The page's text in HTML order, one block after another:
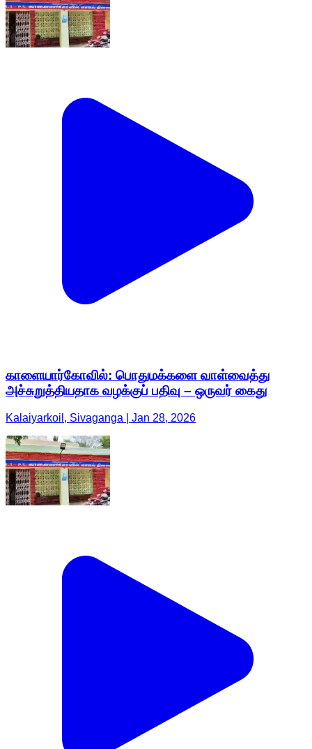
காளையார்கோவில்: பொதுமக்களை வாள்வைத்து
அச்சுறுத்தியதாக வழக்குப் பதிவு – ஒருவர் கைது
Kalaiyarkoil, Sivaganga | Jan 28, 2026